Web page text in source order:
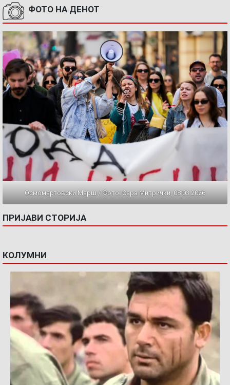
ФОТО НА ДЕНОТ
Осмомартовски Марш / Фото: Сара Митрички, 08.03.2026
ПРИЈАВИ СТОРИЈА
КОЛУМНИ